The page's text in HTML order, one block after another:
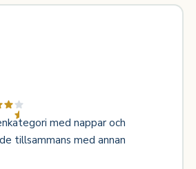
med nappar och
tillsammans med annan